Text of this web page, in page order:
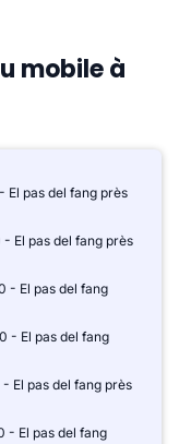
mobile à
El pas del fang près
El pas del fang près
- El pas del fang
- El pas del fang
El pas del fang près
- El pas del fang